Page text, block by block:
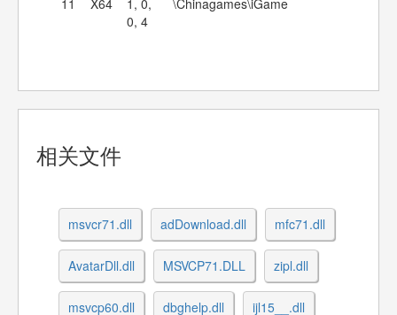
11 X64
1, 0,
0, 4
\Chinagames\iGame
相关文件
msvcr71.dll adDownload.dll mfc71.dll
AvatarDll.dll MSVCP71.DLL zipl.dll
msvcp60.dll dbghelp.dll ijl15__.dll